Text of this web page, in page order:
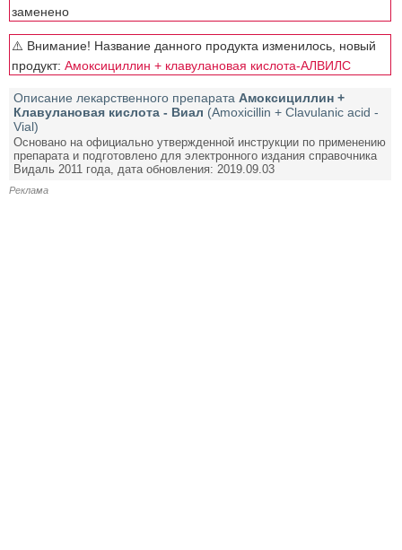
заменено
⚠️ Внимание! Название данного продукта изменилось, новый
продукт: Амоксициллин + клавулановая кислота-АЛВИЛС
Описание лекарственного препарата Амоксициллин +
Клавулановая кислота - Виал (Amoxicillin + Clavulanic acid -
Vial)
Основано на официально утвержденной инструкции по применению
препарата и подготовлено для электронного издания справочника
Видаль 2011 года, дата обновления: 2019.09.03
Реклама